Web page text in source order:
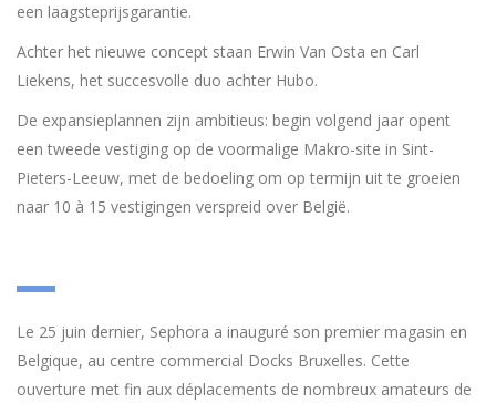
een laagsteprijsgarantie.
Achter het nieuwe concept staan Erwin Van Osta en Carl
Liekens, het succesvolle duo achter Hubo.
De expansieplannen zijn ambitieus: begin volgend jaar opent
een tweede vestiging op de voormalige Makro-site in Sint-
Pieters-Leeuw, met de bedoeling om op termijn uit te groeien
naar 10 à 15 vestigingen verspreid over België.
Le 25 juin dernier, Sephora a inauguré son premier magasin en
Belgique, au centre commercial Docks Bruxelles. Cette
ouverture met fin aux déplacements de nombreux amateurs de